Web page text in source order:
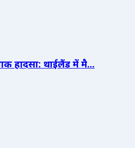
हादसा: थाईलैंड में मै...